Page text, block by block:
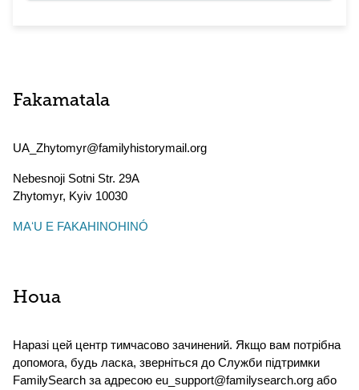
Fakamatala
UA_Zhytomyr@familyhistorymail.org
Nebesnoji Sotni Str. 29A
Zhytomyr, Kyiv 10030
MAʻU E FAKAHINOHINÓ
Houa
Наразі цей центр тимчасово зачинений. Якщо вам потрібна
допомога, будь ласка, зверніться до Служби підтримки
FamilySearch за адресою eu_support@familysearch.org або